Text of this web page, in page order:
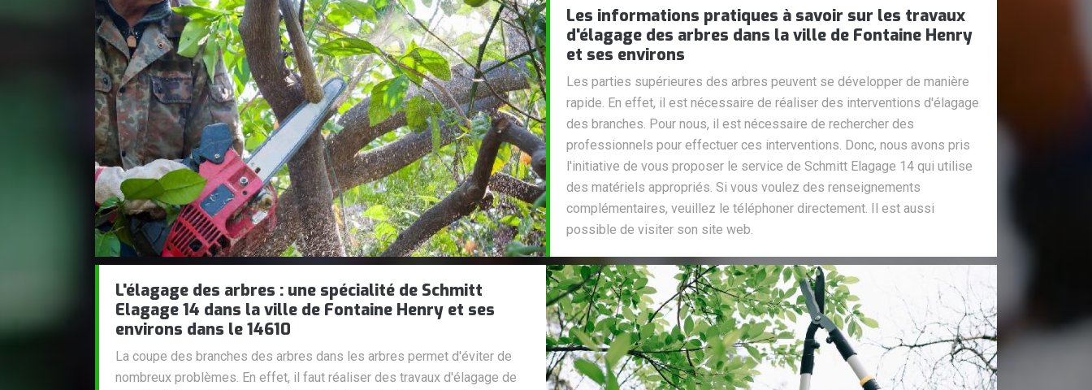
Les informations pratiques à savoir sur les travaux
d'élagage des arbres dans la ville de Fontaine Henry
et ses environs
Les parties supérieures des arbres peuvent se développer de manière
rapide. En effet, il est nécessaire de réaliser des interventions d'élagage
des branches. Pour nous, il est nécessaire de rechercher des
professionnels pour effectuer ces interventions. Donc, nous avons pris
l'initiative de vous proposer le service de Schmitt Elagage 14 qui utilise
des matériels appropriés. Si vous voulez des renseignements
complémentaires, veuillez le téléphoner directement. Il est aussi
possible de visiter son site web.
L'élagage des arbres : une spécialité de Schmitt
Elagage 14 dans la ville de Fontaine Henry et ses
environs dans le 14610
La coupe des branches des arbres dans les arbres permet d'éviter de
nombreux problèmes. En effet, il faut réaliser des travaux d'élagage de